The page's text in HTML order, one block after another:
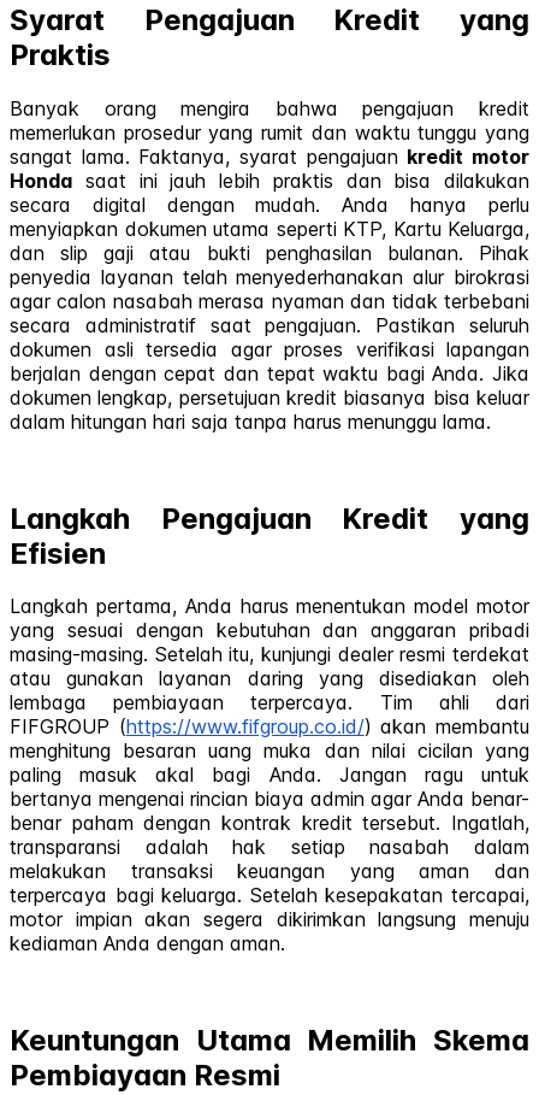
Syarat Pengajuan Kredit yang
Praktis
Banyak orang mengira bahwa pengajuan kredit
memerlukan prosedur yang rumit dan waktu tunggu yang
sangat lama. Faktanya, syarat pengajuan kredit motor
Honda saat ini jauh lebih praktis dan bisa dilakukan
secara digital dengan mudah. Anda hanya perlu
menyiapkan dokumen utama seperti KTP, Kartu Keluarga,
dan slip gaji atau bukti penghasilan bulanan. Pihak
penyedia layanan telah menyederhanakan alur birokrasi
agar calon nasabah merasa nyaman dan tidak terbebani
secara administratif saat pengajuan. Pastikan seluruh
dokumen asli tersedia agar proses verifikasi lapangan
berjalan dengan cepat dan tepat waktu bagi Anda. Jika
dokumen lengkap, persetujuan kredit biasanya bisa keluar
dalam hitungan hari saja tanpa harus menunggu lama.
Langkah Pengajuan Kredit yang
Efisien
Langkah pertama, Anda harus menentukan model motor
yang sesuai dengan kebutuhan dan anggaran pribadi
masing-masing. Setelah itu, kunjungi dealer resmi terdekat
atau gunakan layanan daring yang disediakan oleh
lembaga pembiayaan terpercaya. Tim ahli dari
FIFGROUP (https://www.fifgroup.co.id/) akan membantu
menghitung besaran uang muka dan nilai cicilan yang
paling masuk akal bagi Anda. Jangan ragu untuk
bertanya mengenai rincian biaya admin agar Anda benar-
benar paham dengan kontrak kredit tersebut. Ingatlah,
transparansi adalah hak setiap nasabah dalam
melakukan transaksi keuangan yang aman dan
terpercaya bagi keluarga. Setelah kesepakatan tercapai,
motor impian akan segera dikirimkan langsung menuju
kediaman Anda dengan aman.
Keuntungan Utama Memilih Skema
Pembiayaan Resmi